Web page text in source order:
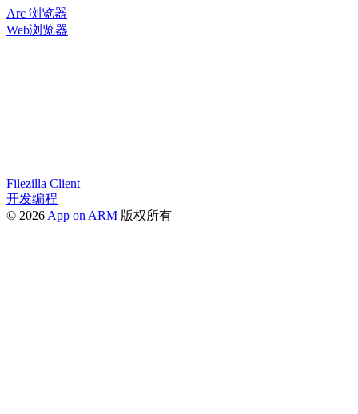
Arc 浏览器
Web浏览器
Filezilla Client
开发编程
© 2026 App on ARM 版权所有